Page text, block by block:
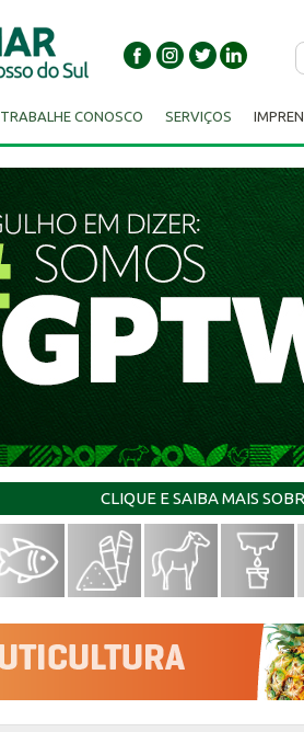
TRABALHE CONOSCO SERVIÇOS
CLIQUE E SAIBA MAIS